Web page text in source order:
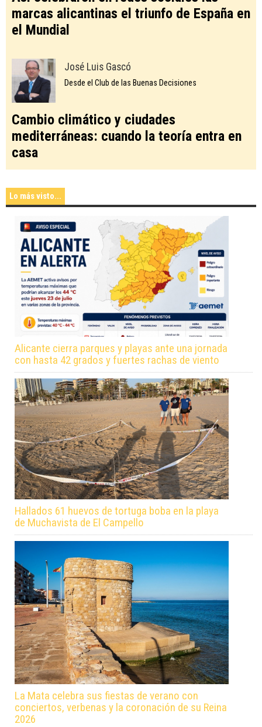
marcas alicantinas el triunfo de España en
el Mundial
José Luis Gascó
Desde el Club de las Buenas Decisiones
Cambio climático y ciudades
mediterráneas: cuando la teoría entra en
casa
Lo más visto...
Alicante cierra parques y playas ante una jornada
con hasta 42 grados y fuertes rachas de viento
Hallados 61 huevos de tortuga boba en la playa
de Muchavista de El Campello
La Mata celebra sus fiestas de verano con
conciertos, verbenas y la coronación de su Reina
2026